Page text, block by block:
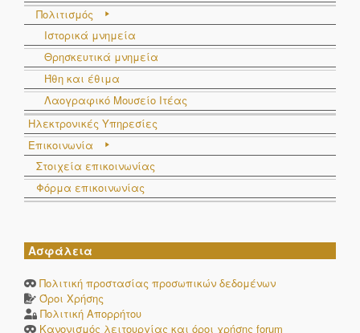
Πολιτισμός
Ιστορικά μνημεία
Θρησκευτικά μνημεία
Ήθη και έθιμα
Λαογραφικό Μουσείο Ιτέας
Ηλεκτρονικές Υπηρεσίες
Επικοινωνία
Στοιχεία επικοινωνίας
Φόρμα επικοινωνίας
Ασφάλεια
Πολιτική προστασίας προσωπικών δεδομένων
Όροι Χρήσης
Πολιτική Απορρήτου
Κανονισμός λειτουργίας και όροι χρήσης forum